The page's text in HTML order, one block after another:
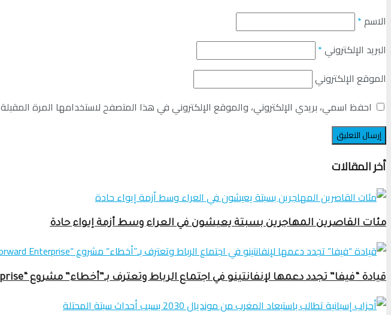
الاسم*
البريد الإلكتروني*
الموقع الإلكتروني
احفظ اسمي، بريدي الإلكتروني، والموقع الإلكتروني في هذا المتصفح لاستخدامها المرة
أخر المقالات
مئات القاصرين المهاجرين بسبتة يعيشون في العراء وسط أزمة إيواء حادة
قيادة “فيفا” تجدد دعمها لإنفانتينو في اجتماع الرباط وتعترف بـ”أخطاء” مشروع “FIFA Forward Enterprise”